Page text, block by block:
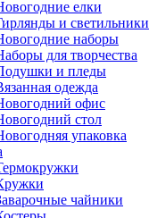
елки
и светильники
наборы
для творчества
и пледы
одежда
офис
стол
упаковка
чайники